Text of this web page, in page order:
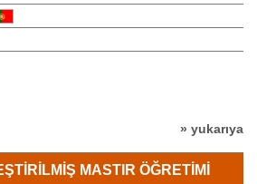
» yukarıya
MASTIR ÖĞRETIMI